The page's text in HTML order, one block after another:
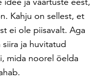
Kahju on sellest, et
ei ole piisavalt. Aga
ja huvitatud
mida noorel öelda